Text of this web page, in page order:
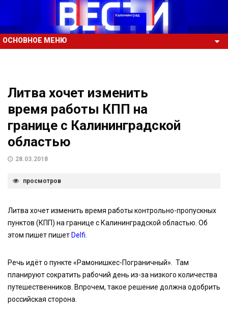
ОСНОВНОЕ МЕНЮ
Литва хочет изменить
время работы КПП на
границе с Калининградской
областью
28.03.2018
просмотров
Литва хочет изменить время работы контрольно-пропускных
пунктов (КПП) на границе с Калининградской областью. Об
этом пишет пишетDelfi
Речь идёт о пункте «Рамонишкес-Пограничный». Там
планируют сократить рабочий день из-за низкого количества
путешественников. Впрочем, такое решение должна одобрить
российская сторона.